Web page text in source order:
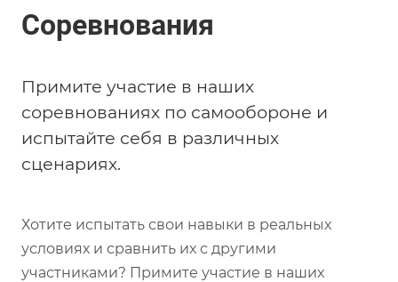
Соревнования
Примите участие в наших
соревнованиях по самообороне и
испытайте себя в различных
сценариях.
Хотите испытать свои навыки в реальных
условиях и сравнить их с другими
участниками? Примите участие в наших